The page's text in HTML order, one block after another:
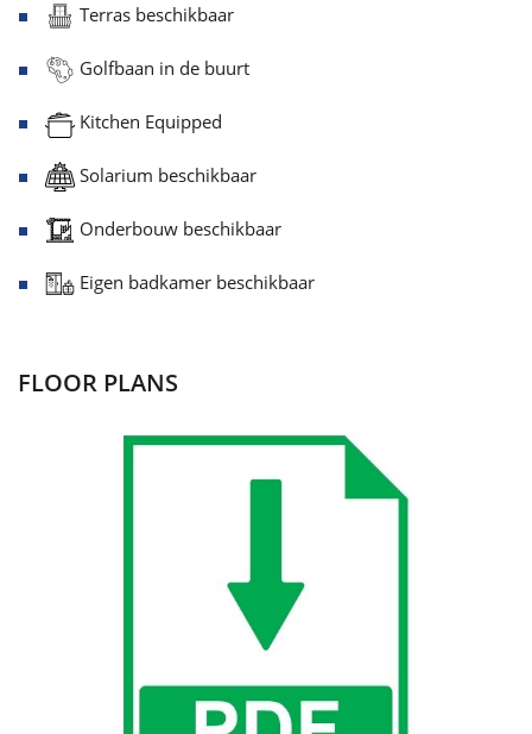
Terras beschikbaar
Golfbaan in de buurt
Kitchen Equipped
Solarium beschikbaar
Onderbouw beschikbaar
Eigen badkamer beschikbaar
FLOOR PLANS